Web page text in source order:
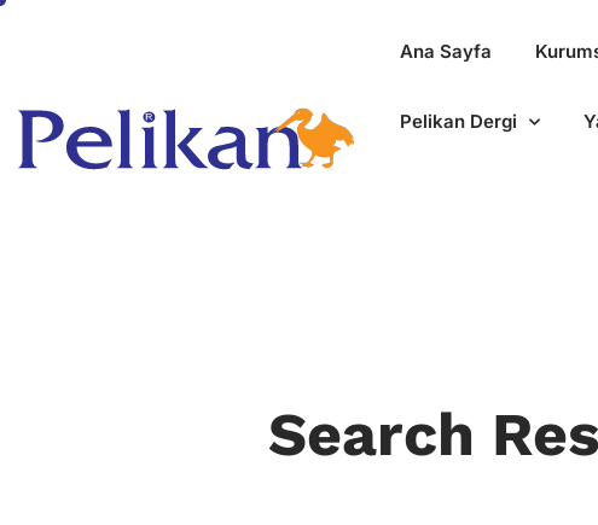
Ana Sayfa
Pelikan Dergi
Search